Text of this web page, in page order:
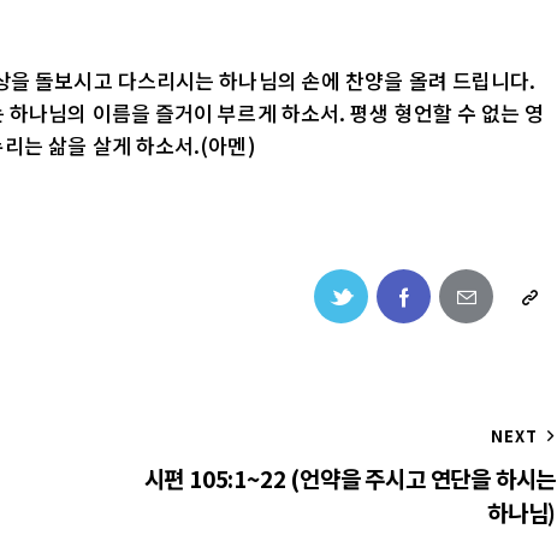
돌보시고 다스리시는 하나님의 손에 찬양을 올려 드립니다.
나님의 이름을 즐거이 부르게 하소서. 평생 형언할 수 없는 영
는 삶을 살게 하소서.(아멘)
NEXT
시편 105:1~22 (언약을 주시고 연단을 하시는
하나님)